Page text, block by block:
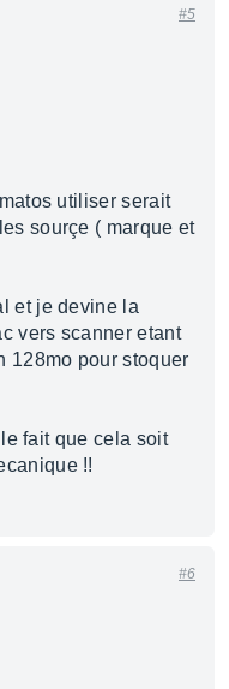
#5
utiliser serait
sourçe ( marque et
et je devine la
vers scanner etant
128mo pour stoquer
fait que cela soit
!!
#6